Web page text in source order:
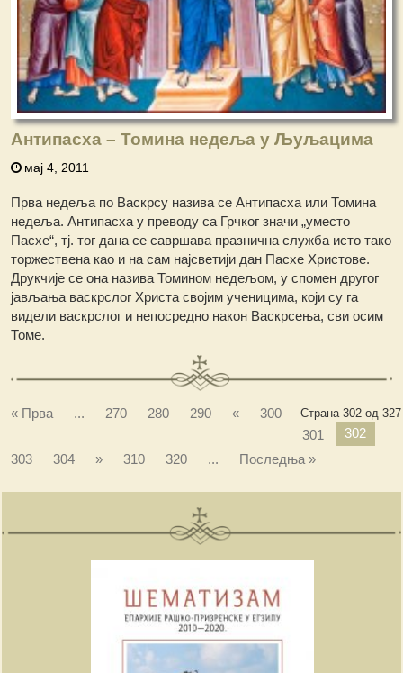
Антипасха – Томина недеља у Љуљацима
мај 4, 2011
Прва недеља по Васкрсу назива се Антипасха или Томина
недеља. Антипасха у преводу са Грчког значи „уместо
Пасхе“, тј. тог дана се савршава празнична служба исто тако
торжествена као и на сам најсветији дан Пасхе Христове.
Друкчије се она назива Томином недељом, у спомен другог
јављања васкрслог Христа својим ученицима, који су га
видели васкрслог и непосредно након Васкрсења, сви осим
Томе.
Страна 302 од 327
« Прва ... 270 280 290 «
300
301
302
303
304 » 310 320 ... Последња »